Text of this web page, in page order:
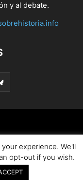
y al debate.
Política de cookies
experience. We'll
opt-out if you wish.